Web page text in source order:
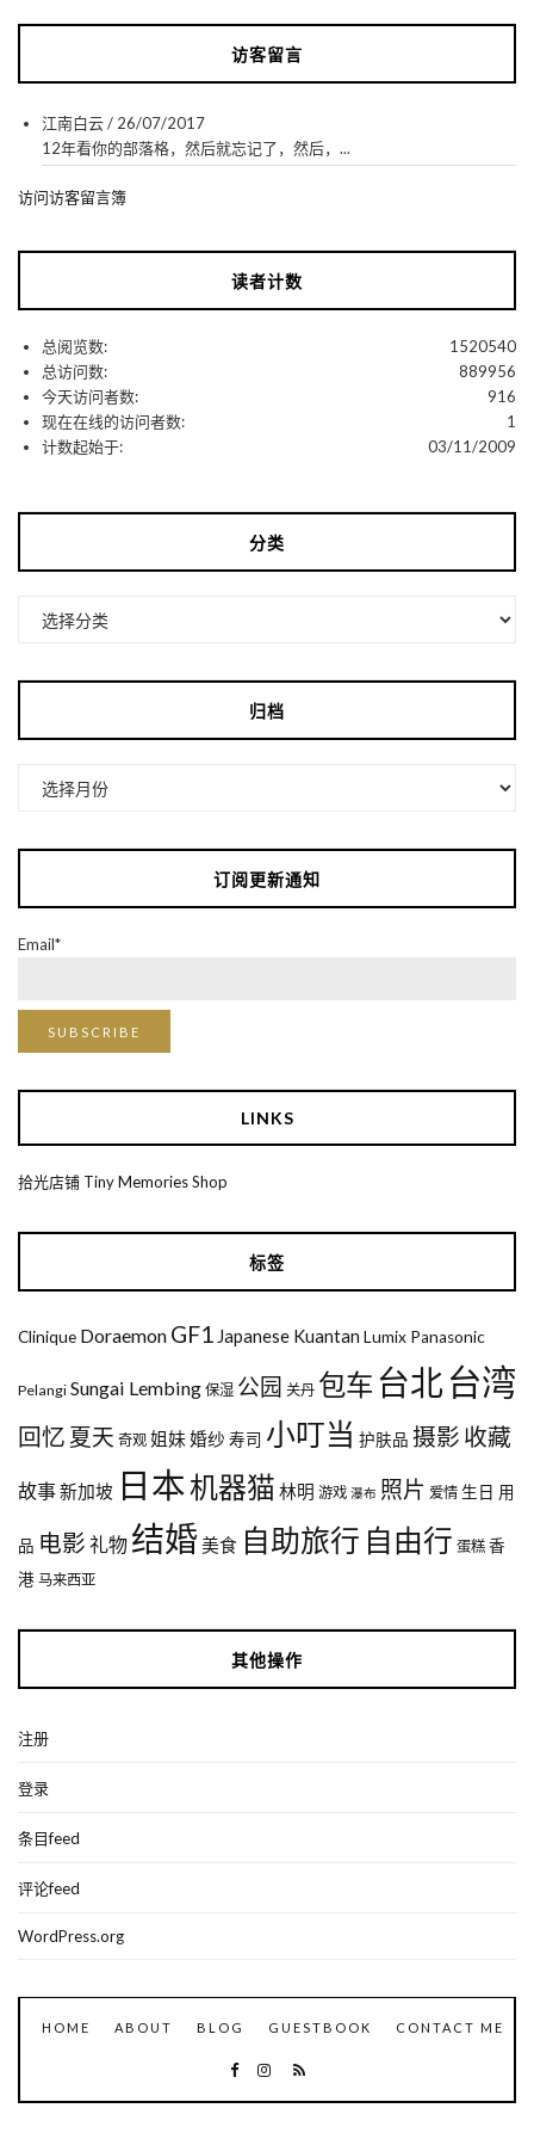
访客留言
江南白云/ 26/07/2017
12年看你的部落格，然后就忘记了，然后，...
访问访客留言簿
读者计数
1520540
总阅览数:
889956
总访问数:
916
今天访问者数:
1
现在在线的访问者数:
03/11/2009
计数起始于:
分类
归档
订阅更新通知
Email*
LINKS
拾光店铺 Tiny Memories Shop
标签
Clinique Doraemon GF1 Japanese Kuantan Lumix Panasonic
Pelangi Sungai Lembing 保湿 公园 关丹 包车 台北 台湾
回忆 夏天 奇观 姐妹婚纱 寿司 小叮当 护肤品 摄影 收藏
故事新加坡 日本机器猫 林明 游戏 瀑布 照片 爱情 生日 用
品 电影 礼物 结婚美食 自助旅行 自由行 蛋糕 香
港 马来西亚
其他操作
注册
登录
条目feed
评论feed
WordPress.org
HOME ABOUT BLOG GUESTBOOK CONTACT ME